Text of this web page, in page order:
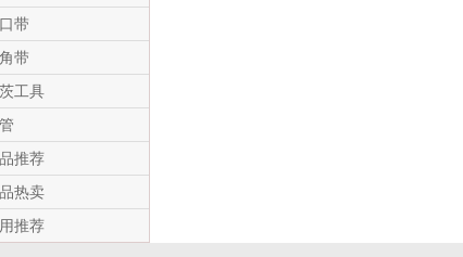
带
带
工具
推荐
热卖
推荐